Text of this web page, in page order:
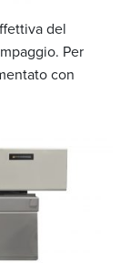
del
Per
con